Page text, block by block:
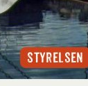
Styrelsen